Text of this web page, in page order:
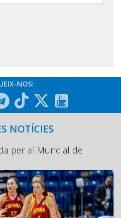
NOS:
NOTÍCIES
per al Mundial de